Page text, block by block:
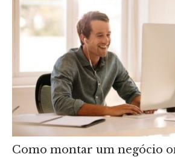
Como montar um negócio